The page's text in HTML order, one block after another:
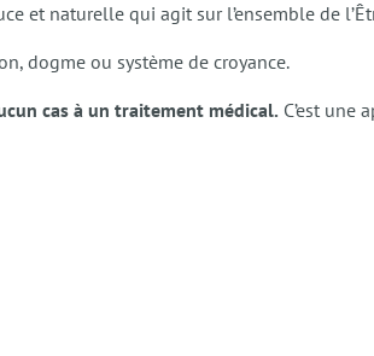
et naturelle qui agit sur l’ensemble de
dogme ou système de croyance.
cas à un traitement médical. C’est une